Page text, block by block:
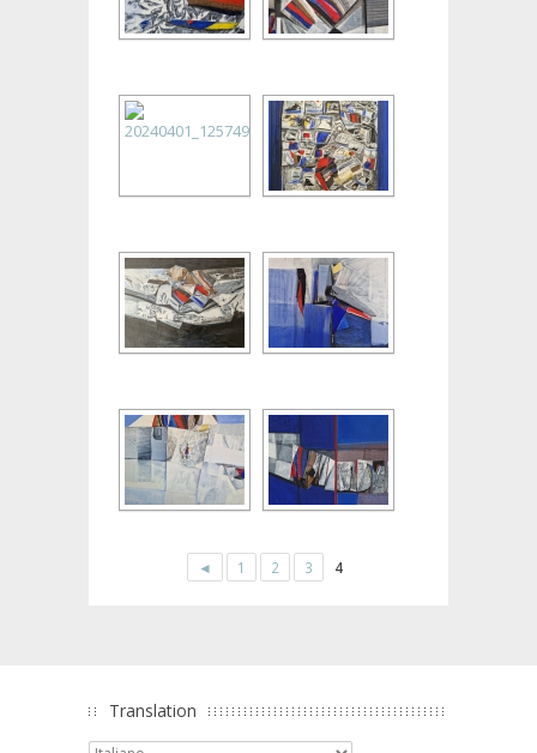
◄ 1 2 3 4
Translation